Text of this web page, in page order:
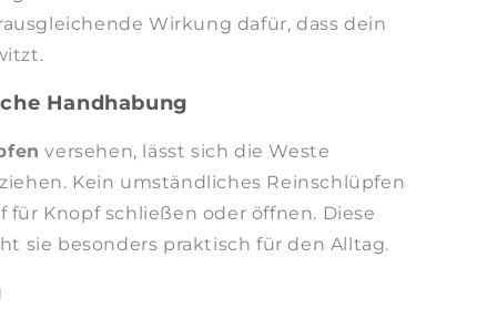
Wirkung dafür, dass dein
Handhabung
versehen, lässt sich die Weste
Kein umständliches Reinschlüpfen
für Knopf schließen oder öffnen. Diese
sie besonders praktisch für den Alltag.